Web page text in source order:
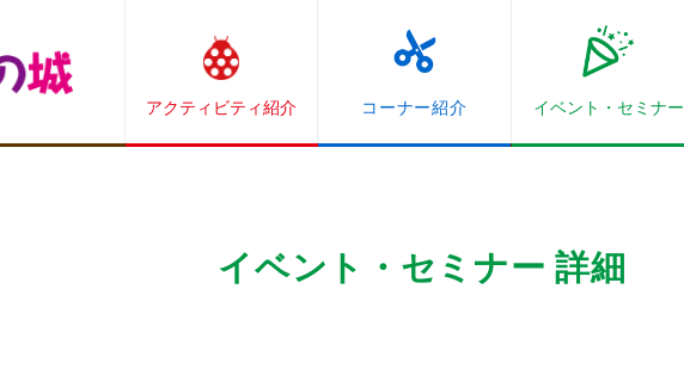
アクティビティ紹介 コーナー紹介 イベント・ セミナー
イベント・セミナー 詳細